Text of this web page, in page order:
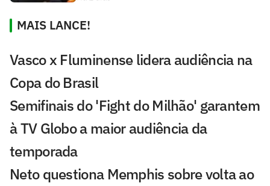
MAIS LANCE!
Vasco x Fluminense lidera audiência na
Copa do Brasil
Semifinais do 'Fight do Milhão' garantem
à TV Globo a maior audiência da
temporada
Neto questiona Memphis sobre volta ao